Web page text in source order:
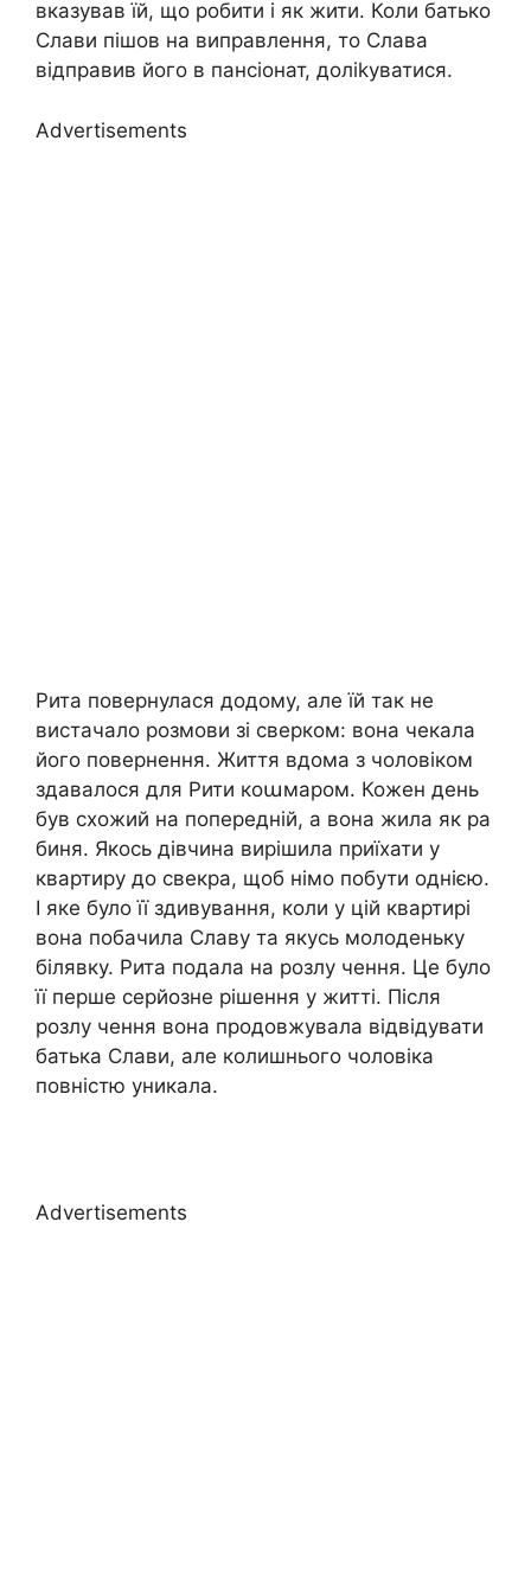
вказував їй, що робити і як жити. Коли батько
Слави пішов на виправлення, то Слава
відправив його в пансіонат, доліkуватися.
Advertisements
Рита повернулася додому, але їй так не
вистачало розмови зі сверком: вона чекала
його повернення. Життя вдома з чоловіком
здавалося для Рити коաмаром. Кожен день
був схожий на попередній, а вона жила як ра
биня. Якось дівчина вирішила приїхати у
квартиру до свекра, щоб німо побути однією.
І яке було її здивування, коли у цій квартирі
вона побачила Славу та якусь молоденьку
білявку. Рита подала на розлу чення. Це було
її перше серйозне рішення у житті. Після
розлу чення вона продовжувала відвідувати
батька Слави, але колишнього чоловіка
повністю уникала.
Advertisements